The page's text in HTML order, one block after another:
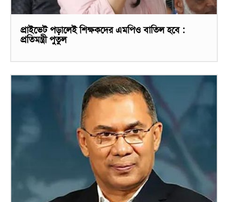
প্রাইভেট পড়ালেই শিক্ষকদের এমপিও বাতিল হবে :
প্রতিমন্ত্রী পুতুল